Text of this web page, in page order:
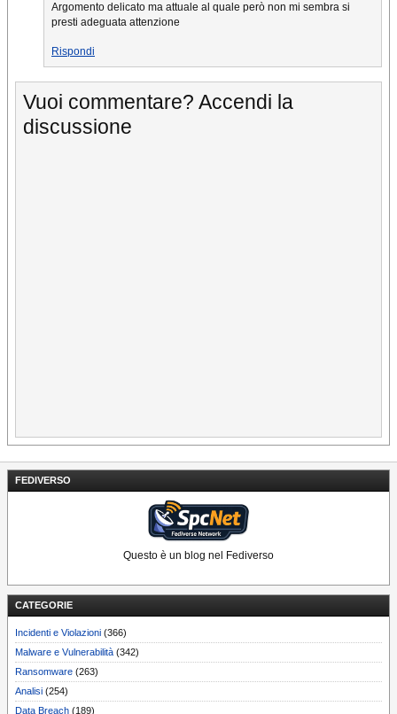
FEDIVERSO
Questo è un blog nel Fediverso
CATEGORIE
Incidenti e Violazioni (366)
Malware e Vulnerabilità (342)
Ransomware (263)
Analisi (254)
Data Breach (189)
Argomento delicato ma attuale al quale però non mi sembra si
presti adeguata attenzione
Rispondi
Vuoi commentare? Accendi la
discussione